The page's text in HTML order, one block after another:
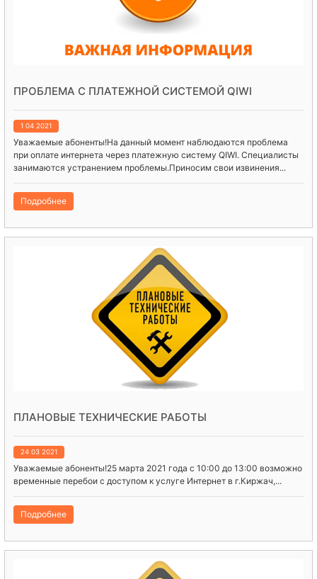
ПРОБЛЕМА С ПЛАТЕЖНОЙ СИСТЕМОЙ QIWI
1 04 2021
Уважаемые абоненты!На данный момент наблюдаются проблема
при оплате интернета через платежную систему QIWI. Специалисты
занимаются устранением проблемы.Приносим свои извинения...
Подробнее
ПЛАНОВЫЕ ТЕХНИЧЕСКИЕ РАБОТЫ
24 03 2021
Уважаемые абоненты!25 марта 2021 года с 10:00 до 13:00 возможно
временные перебои с доступом к услуге Интернет в г.Киржач,...
Подробнее